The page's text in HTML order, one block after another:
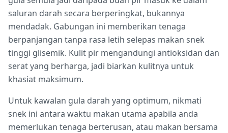
saluran darah secara berperingkat, bukannya
mendadak. Gabungan ini memberikan tenaga
berpanjangan tanpa rasa letih selepas makan snek
tinggi glisemik. Kulit pir mengandungi antioksidan dan
serat yang berharga, jadi biarkan kulitnya untuk
khasiat maksimum.
Untuk kawalan gula darah yang optimum, nikmati
snek ini antara waktu makan utama apabila anda
memerlukan tenaga berterusan, atau makan bersama